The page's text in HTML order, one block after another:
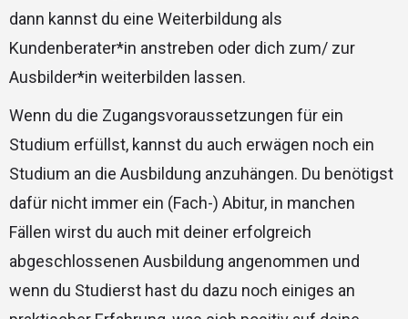
dann kannst du eine Weiterbildung als
Kundenberater*in anstreben oder dich zum/ zur
Ausbilder*in weiterbilden lassen.
Wenn du die Zugangsvoraussetzungen für ein
Studium erfüllst, kannst du auch erwägen noch ein
Studium an die Ausbildung anzuhängen. Du benötigst
dafür nicht immer ein (Fach-) Abitur, in manchen
Fällen wirst du auch mit deiner erfolgreich
abgeschlossenen Ausbildung angenommen und
wenn du Studierst hast du dazu noch einiges an